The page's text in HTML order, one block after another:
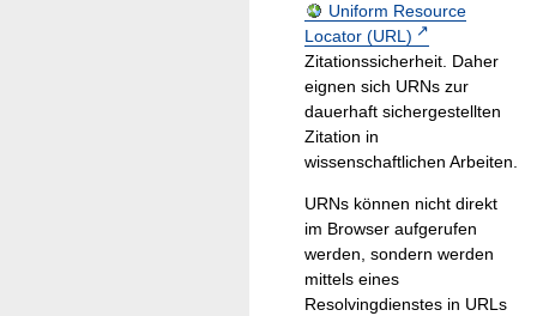
Uniform Resource
Locator (URL)
Zitationssicherheit. Daher
eignen sich URNs zur
dauerhaft sichergestellten
Zitation in
wissenschaftlichen Arbeiten.
URNs können nicht direkt
im Browser aufgerufen
werden, sondern werden
mittels eines
Resolvingdienstes in URLs